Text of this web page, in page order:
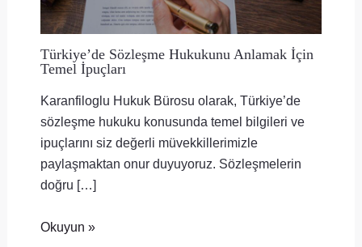
Türkiye’de Sözleşme Hukukunu Anlamak İçin
Temel İpuçları
Karanfiloglu Hukuk Bürosu olarak, Türkiye’de
sözleşme hukuku konusunda temel bilgileri ve
ipuçlarını siz değerli müvekkillerimizle
paylaşmaktan onur duyuyoruz. Sözleşmelerin
doğru […]
Okuyun »